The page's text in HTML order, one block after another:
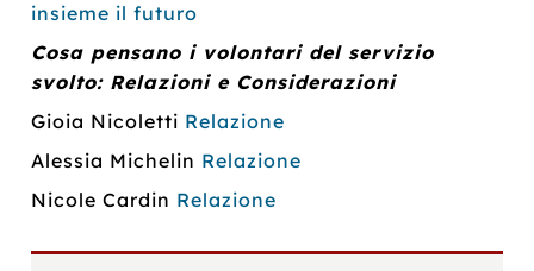
insieme il futuro
Cosa pensano i volontari del servizio
svolto: Relazioni e Considerazioni
Gioia Nicoletti Relazione
Alessia Michelin Relazione
Nicole Cardin Relazione